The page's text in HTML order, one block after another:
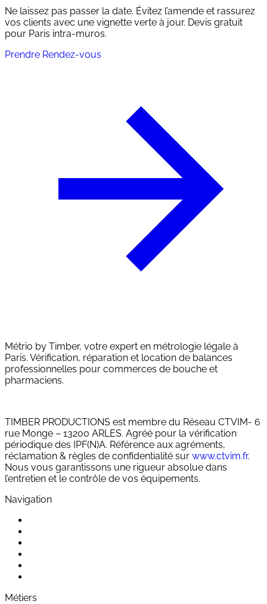
Ne laissez pas passer la date. Évitez l’amende et rassurez
vos clients avec une vignette verte à jour. Devis gratuit
pour Paris intra-muros.
Prendre Rendez-vous
Métrio by Timber, votre expert en métrologie légale à
Paris. Vérification, réparation et location de balances
professionnelles pour commerces de bouche et
pharmaciens.
TIMBER PRODUCTIONS est membre du Réseau CTVIM- 6
rue Monge – 13200 ARLES. Agréé pour la vérification
périodique des IPF(N)A. Référence aux agréments,
réclamation & règles de confidentialité sur www.ctvim.fr.
Nous vous garantissons une rigueur absolue dans
l’entretien et le contrôle de vos équipements.
Navigation
Métiers